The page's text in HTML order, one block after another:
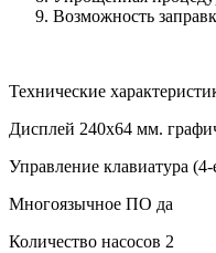
Возможность
Технические
Дисплей 240х64 мм.
Управление клавиатура
Многоязычное ПО да
Количество насосов 2